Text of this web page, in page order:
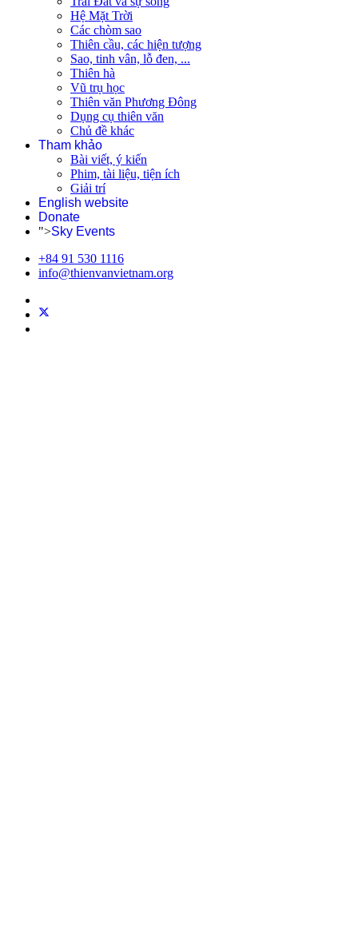
Hệ Mặt Trời
Các chòm sao
Thiên cầu, các hiện tượng
Sao, tinh vân, lỗ đen, ...
Thiên hà
Vũ trụ học
Thiên văn Phương Đông
Dụng cụ thiên văn
Chủ đề khác
Tham khảo
Bài viết, ý kiến
Phim, tài liệu, tiện ích
Giải trí
English website
Donate
">Sky Events
+84 91 530 1116
info@thienvanvietnam.org